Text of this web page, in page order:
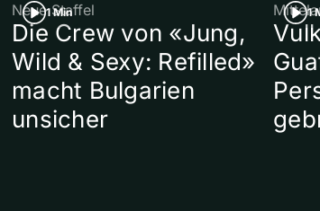
1 Min
Neue Staffel
Die Crew von «Jung,
Wild & Sexy: Refilled»
macht Bulgarien
unsicher
1